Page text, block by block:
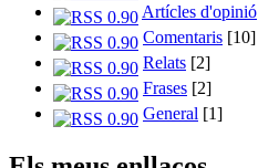
Artícles d'opinió
Comentaris [10]
Relats [2]
Frases [2]
General [1]